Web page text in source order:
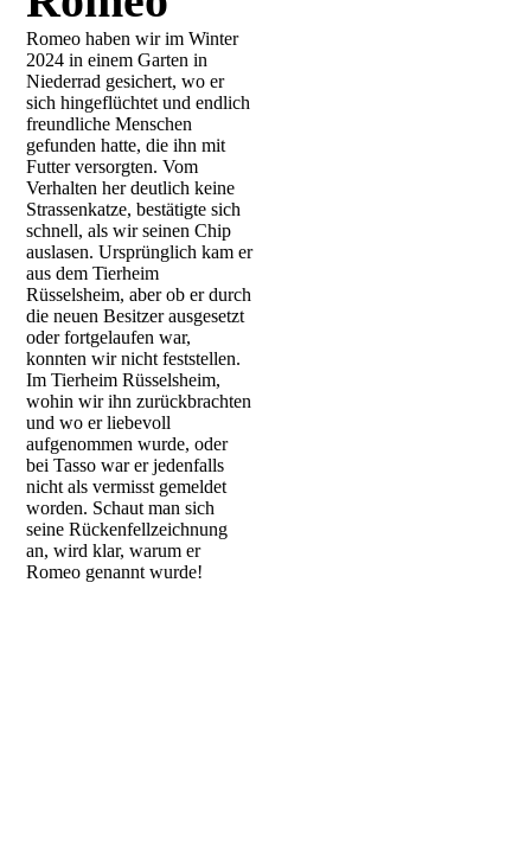
Romeo haben wir im Winter
2024 in einem Garten in
Niederrad gesichert, wo er
sich hingeflüchtet und endlich
freundliche Menschen
gefunden hatte, die ihn mit
Futter versorgten. Vom
Verhalten her deutlich keine
Strassenkatze, bestätigte sich
schnell, als wir seinen Chip
auslasen. Ursprünglich kam er
aus dem Tierheim
Rüsselsheim, aber ob er durch
die neuen Besitzer ausgesetzt
oder fortgelaufen war,
konnten wir nicht feststellen.
Im Tierheim Rüsselsheim,
wohin wir ihn zurückbrachten
und wo er liebevoll
aufgenommen wurde, oder
bei Tasso war er jedenfalls
nicht als vermisst gemeldet
worden. Schaut man sich
seine Rückenfellzeichnung
an, wird klar, warum er
Romeo genannt wurde!